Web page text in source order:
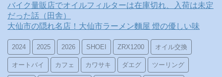
バイク量販店でオイルフィルターは在庫切れ、入荷は未定
だった話（田舎）
大仙市の隠れ名店！大仙市ラーメン麵屋 燈の優しい味
2024 2025 2026 SHOEI ZRX1200 オイル交換
オートバイ カフェ カワサキ ダエグ ツーリング